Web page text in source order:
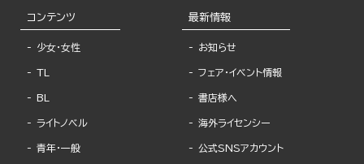
コンテンツ
少女・女性
TL
BL
ライトノベル
青年・一般
最新情報
お知らせ
フェア・イベント情報
書店様へ
海外ライセンシー
公式SNSアカウント